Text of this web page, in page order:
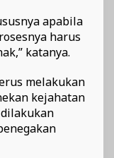
apabila
harus
katanya.
melakukan
kejahatan